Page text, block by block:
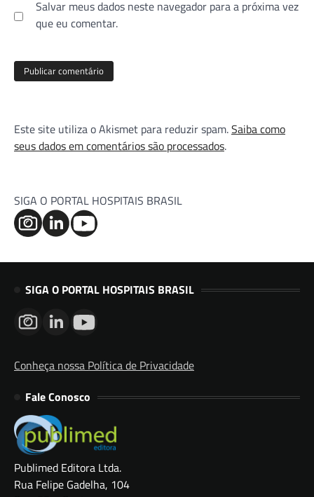
Salvar meus dados neste navegador para a próxima vez
que eu comentar.
Este site utiliza o Akismet para reduzir spam.Saiba como
seus dados em comentários são processados.
SIGA O PORTAL HOSPITAIS BRASIL
SIGA O PORTAL HOSPITAIS BRASIL
Conheça nossa Política de Privacidade
Fale Conosco
Publimed Editora Ltda.
Rua Felipe Gadelha, 104